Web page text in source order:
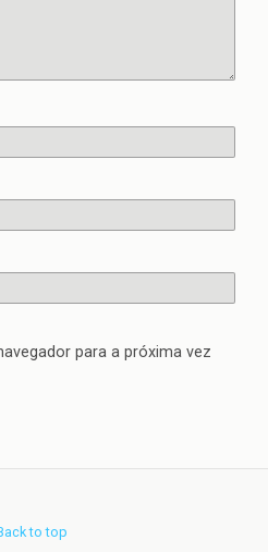
para a próxima vez
to top